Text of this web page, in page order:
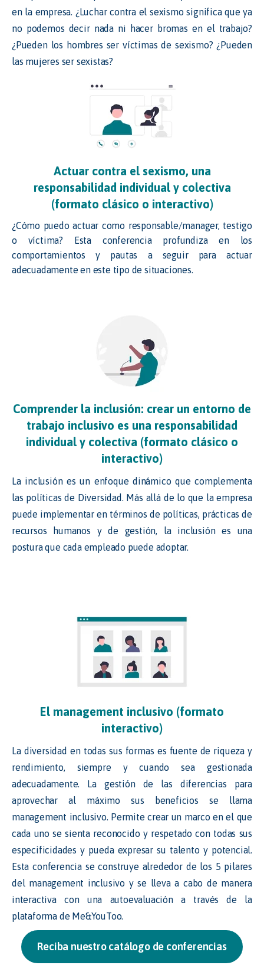
en la empresa. ¿Luchar contra el sexismo significa que ya
no podemos decir nada ni hacer bromas en el trabajo?
¿Pueden los hombres ser víctimas de sexismo? ¿Pueden
las mujeres ser sexistas?
Actuar contra el sexismo, una
responsabilidad individual y colectiva
(formato clásico o interactivo)
¿Cómo puedo actuar como responsable/manager, testigo
o víctima? Esta conferencia profundiza en los
comportamientos y pautas a seguir para actuar
adecuadamente en este tipo de situaciones.
Comprender la inclusión: crear un entorno de
trabajo inclusivo es una responsabilidad
individual y colectiva (formato clásico o
interactivo)
La inclusión es un enfoque dinámico que complementa
las políticas de Diversidad. Más allá de lo que la empresa
puede implementar en términos de políticas, prácticas de
recursos humanos y de gestión, la inclusión es una
postura que cada empleado puede adoptar.
El management inclusivo (formato
interactivo)
La diversidad en todas sus formas es fuente de riqueza y
rendimiento, siempre y cuando sea gestionada
adecuadamente. La gestión de las diferencias para
aprovechar al máximo sus beneficios se llama
management inclusivo. Permite crear un marco en el que
cada uno se sienta reconocido y respetado con todas sus
especificidades y pueda expresar su talento y potencial.
Esta conferencia se construye alrededor de los 5 pilares
del management inclusivo y se lleva a cabo de manera
interactiva con una autoevaluación a través de la
plataforma de Me&YouToo.
Reciba nuestro catálogo de conferencias